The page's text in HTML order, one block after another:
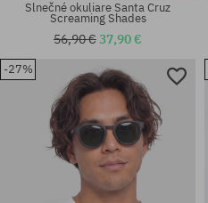
univerzálna veľkosť
Slnečné okuliare Santa Cruz
Screaming Shades
56,90 €37,90 €
-27%